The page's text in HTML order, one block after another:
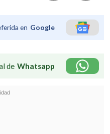
en Google
de Whatsapp